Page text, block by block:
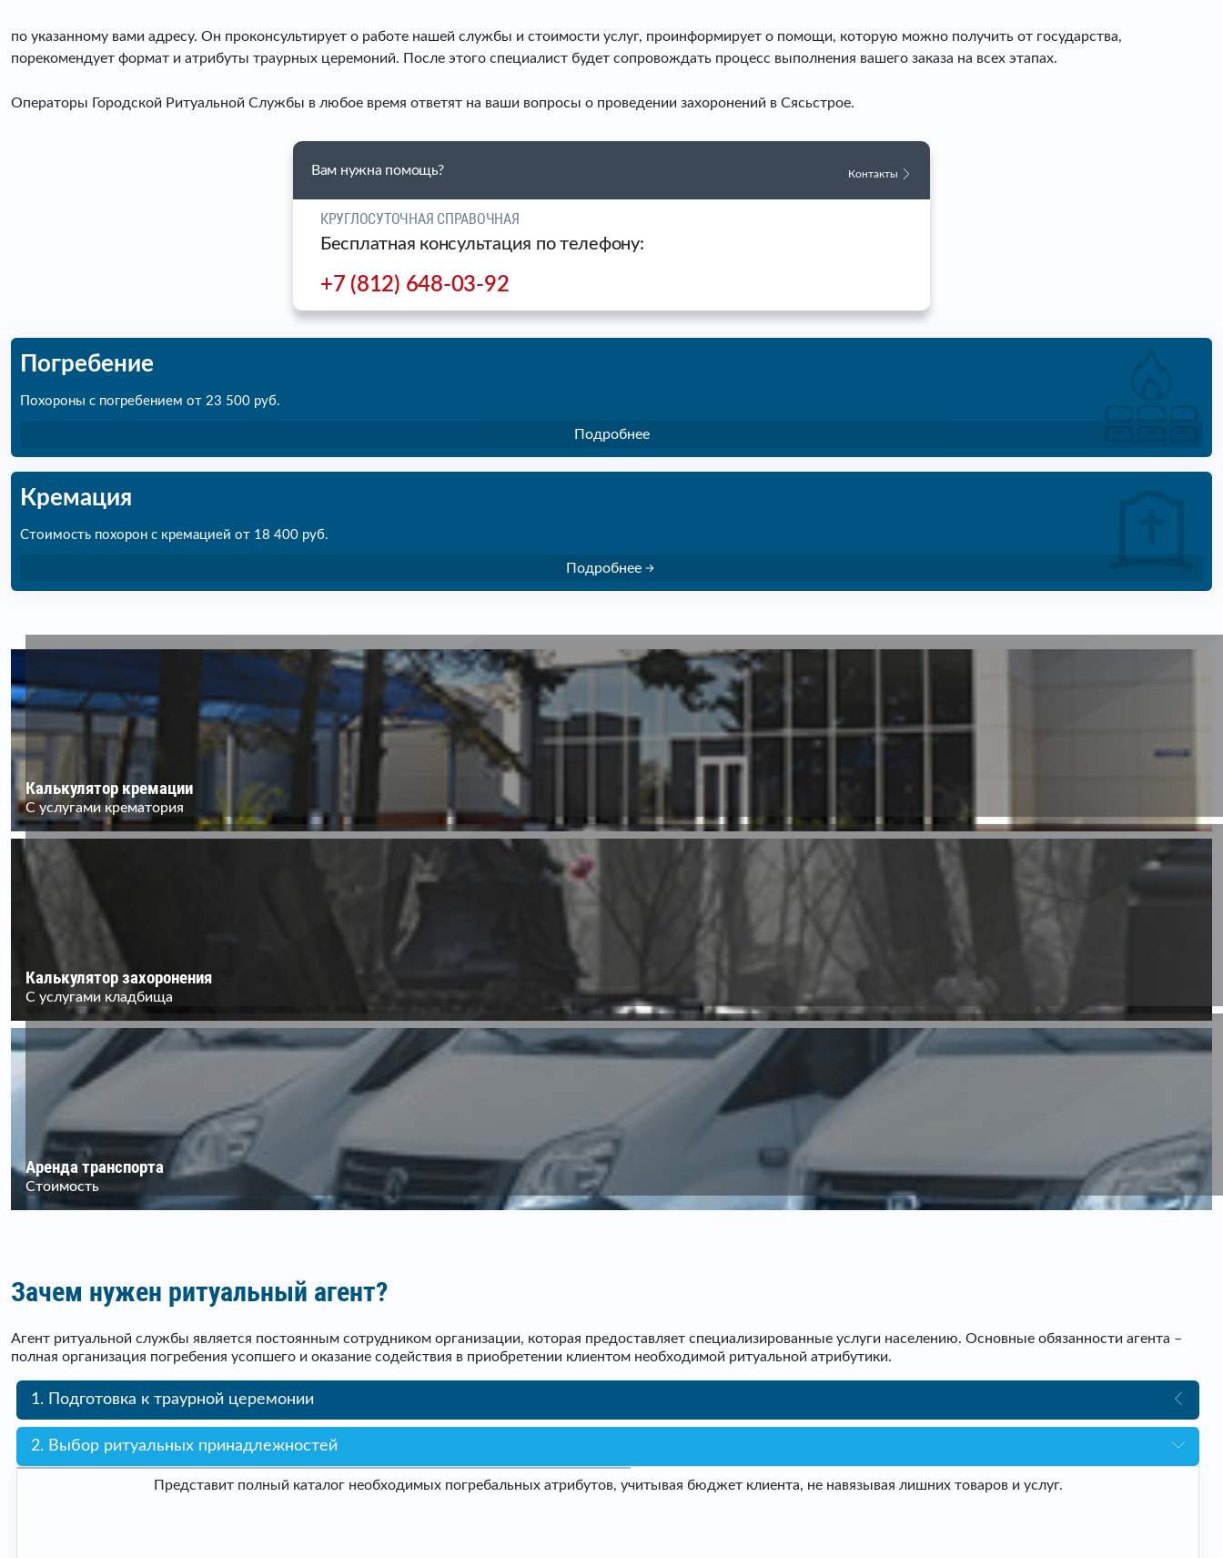
по указанному вами адресу. Он проконсультирует о работе нашей службы и стоимости услуг, проинформирует о помощи, которую можно получить от государства,
порекомендует формат и атрибуты траурных церемоний. После этого специалист будет сопровождать процесс выполнения вашего заказа на всех этапах.
Операторы Городской Ритуальной Службы в любое время ответят на ваши вопросы о проведении захоронений в Сясьстрое.
Вам нужна помощь? Контакты
КРУГЛОСУТОЧНАЯ СПРАВОЧНАЯ
Бесплатная консультация по телефону:
+7 (812) 648-03-92
Погребение
Похороны с погребением от 23 500 руб.
Подробнее
Кремация
Стоимость похорон с кремацией от 18 400 руб.
Подробнее
Калькулятор кремации
С услугами крематория
Калькулятор захоронения
С услугами кладбища
Аренда транспорта
Стоимость
Зачем нужен ритуальный агент?
Агент ритуальной службы является постоянным сотрудником организации, которая предоставляет специализированные услуги населению. Основные обязанности агента –
полная организация погребения усопшего и оказание содействия в приобретении клиентом необходимой ритуальной атрибутики.
1. Подготовка к траурной церемонии
2. Выбор ритуальных принадлежностей
Представит полный каталог необходимых погребальных атрибутов, учитывая бюджет клиента, не навязывая лишних товаров и услуг.